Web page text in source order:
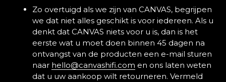
Zo overtuigd als we zijn van CANVAS, begrijpen
we dat niet alles geschikt is voor iedereen. Als u
denkt dat CANVAS niets voor u is, dan is het
eerste wat u moet doen binnen 45 dagen na
ontvangst van de producten een e-mail sturen
naar hello@canvashifi.com en ons laten weten
dat u uw aankoop wilt retourneren. Vermeld